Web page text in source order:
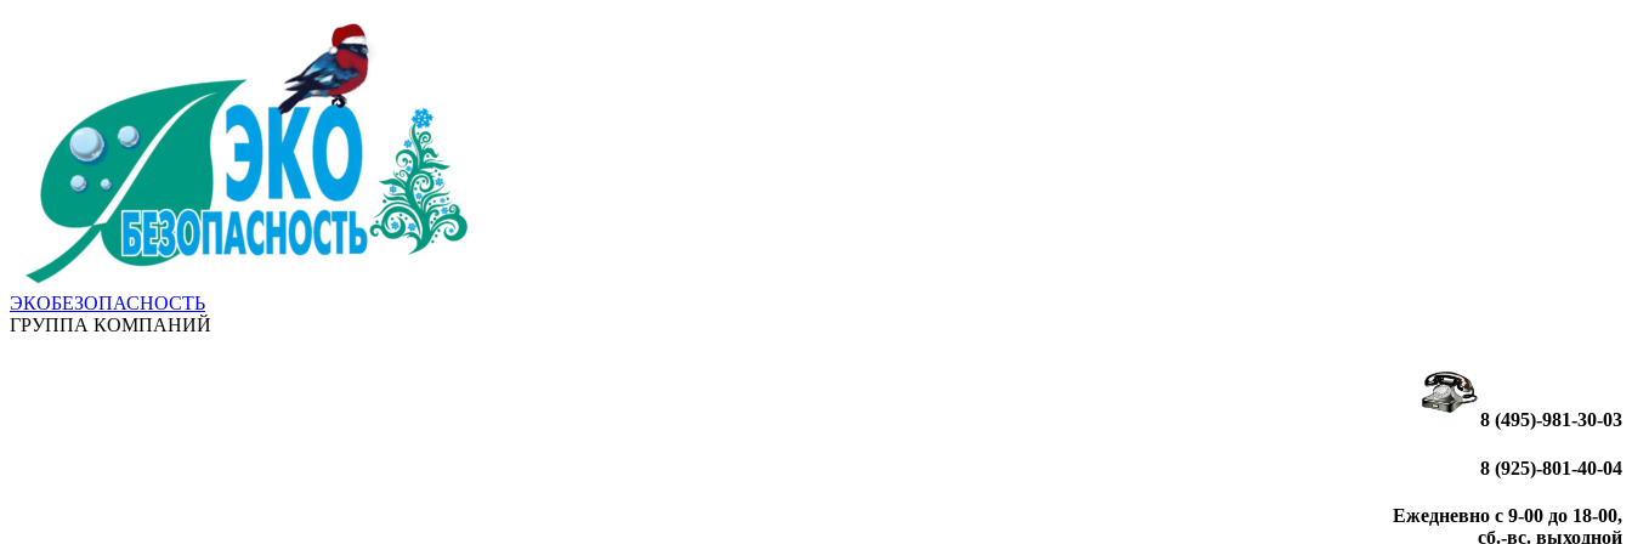
ЭКОБЕЗОПАСНОСТЬ
ГРУППА КОМПАНИЙ
8 (495)-981-30-03
8 (925)-801-40-04
Ежедневно с 9-00 до 18-00,
сб.-вс. выходной